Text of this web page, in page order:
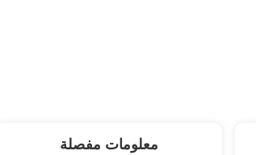
معلومات مفصلة